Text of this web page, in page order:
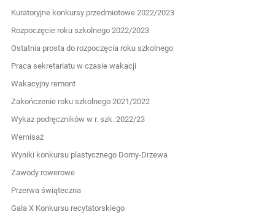
Kuratoryjne konkursy przedmiotowe 2022/2023
Rozpoczęcie roku szkolnego 2022/2023
Ostatnia prosta do rozpoczęcia roku szkolnego
Praca sekretariatu w czasie wakacji
Wakacyjny remont
Zakończenie roku szkolnego 2021/2022
Wykaz podręczników w r. szk. 2022/23
Wernisaż
Wyniki konkursu plastycznego Domy-Drzewa
Zawody rowerowe
Przerwa świąteczna
Gala X Konkursu recytatorskiego